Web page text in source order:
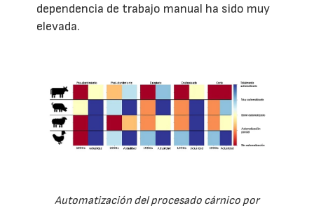
dependencia de trabajo manual ha sido muy
elevada.
Automatización del procesado cárnico por